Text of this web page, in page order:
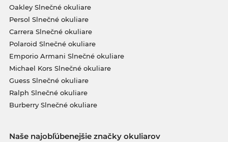
Oakley Slnečné okuliare
Persol Slnečné okuliare
Carrera Slnečné okuliare
Polaroid Slnečné okuliare
Emporio Armani Slnečné okuliare
Michael Kors Slnečné okuliare
Guess Slnečné okuliare
Ralph Slnečné okuliare
Burberry Slnečné okuliare
Naše najobľúbenejšie značky okuliarov